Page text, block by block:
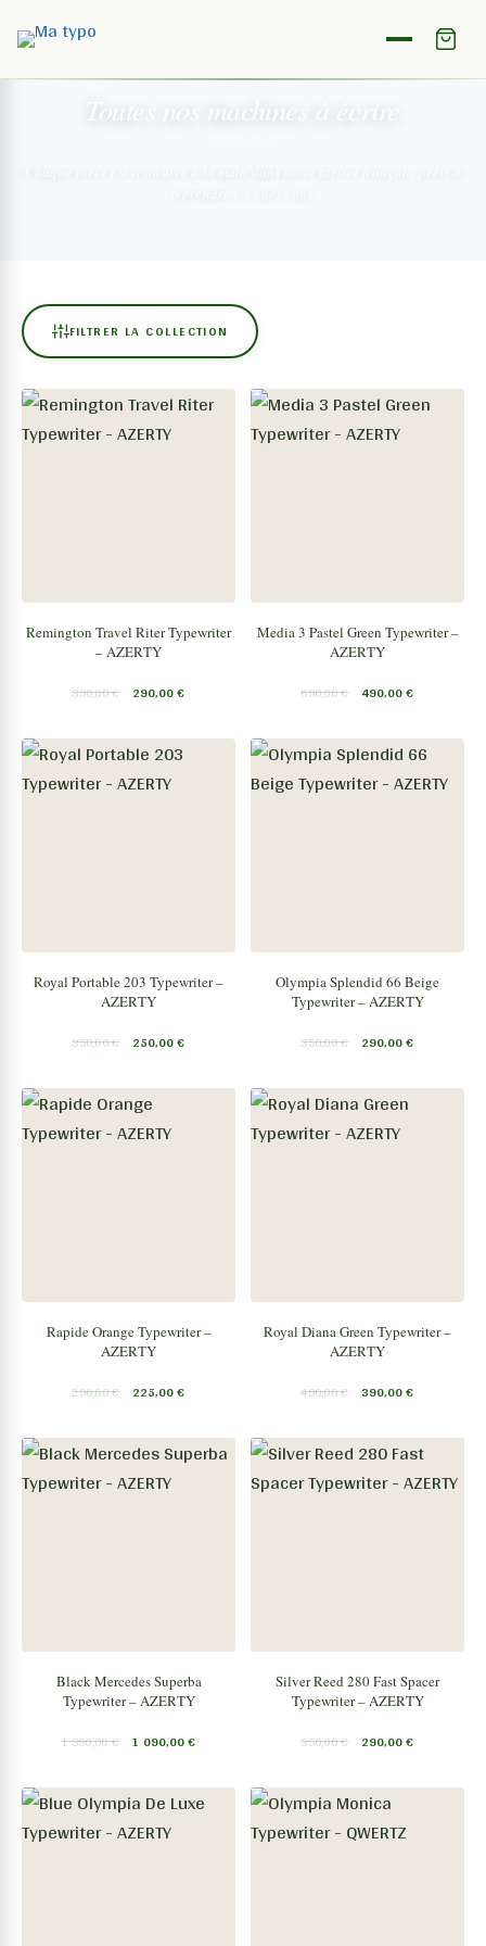
Toutes nos machines
FILTRER LA COLLECTION
Remington Travel Riter Typewriter
– AZERTY
390,00€ 290,00€
Media 3 Pastel Green Typewriter –
AZERTY
690,00€ 490,00€
Royal Portable 203 Typewriter –
AZERTY
350,00€ 250,00€
Olympia Splendid 66 Beige
Typewriter – AZERTY
350,00€ 290,00€
Rapide Orange Typewriter –
AZERTY
290,00€ 225,00€
Royal Diana Green Typewriter –
AZERTY
490,00€ 390,00€
Black Mercedes Superba
Typewriter – AZERTY
1 390,00€ 1 090,00€
Silver Reed 280 Fast Spacer
Typewriter – AZERTY
350,00€ 290,00€